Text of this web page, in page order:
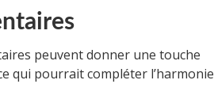
peuvent donner une touche
qui pourrait compléter l’harmonie